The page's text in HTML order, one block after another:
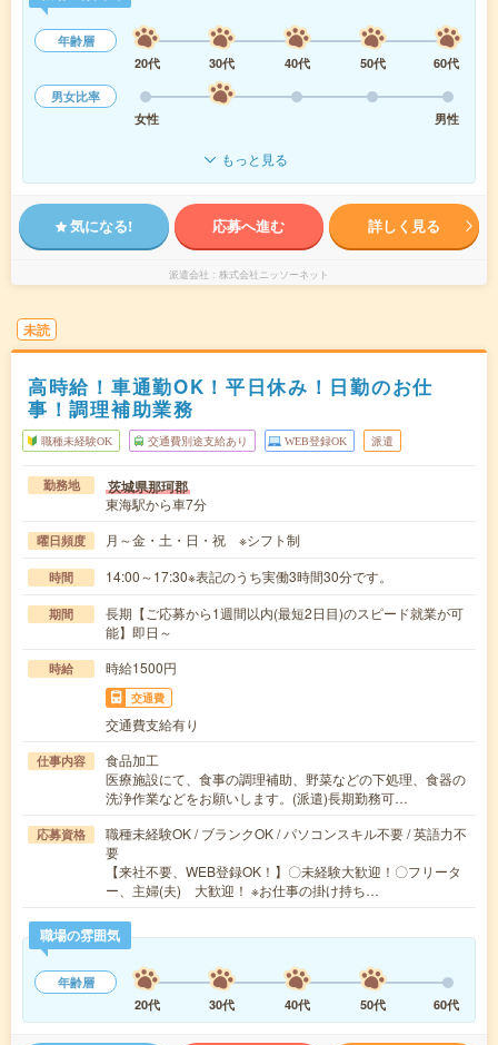
年齢層
20代
30代 40代 50代
60代
男女比率
女性
男性
もっと見る
気になる! 応募へ進む 詳しく見る
派遣会社 株式会社ニッソーネット
未読
高時給！車通勤OK！平日休み！日勤のお仕
事！調理補助業務
職種未経験OK 交通費別途支給あり WEB登録OK 派遣
勤務地 茨城県那珂郡
東海駅から車7分
曜日頻度 月～金・土・日・祝 ※シフト制
時間 14:00～17:30※表記のうち実働3時間30分です。
期間
長期【ご応募から1週間以内(最短2日目)のスピード就業が可
能】即日～
時給 時給1500円
交通費
交通費支給有り
仕事内容
食品加工
医療施設にて、食事の調理補助、野菜などの下処理、食器の
洗浄作業などをお願いします。(派遣)長期勤務可…
応募資格
職種未経験OK / ブランクOK / パソコンスキル不要 / 英語力不
要
【来社不要、WEB登録OK！】〇未経験大歓迎！〇フリータ
ー、主婦(夫) 大歓迎！ ※お仕事の掛け持ち…
職場の雰囲気
年齢層
20代
30代 40代 50代 60代